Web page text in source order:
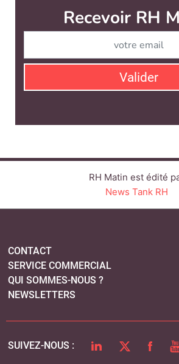
Recevoir RH
Valider
RH Matin est édité
News Tank RH
CONTACT
SERVICE COMMERCIAL
QUI SOMMES-NOUS ?
NEWSLETTERS
SUIVEZ-NOUS : LINKEDINTWITTER